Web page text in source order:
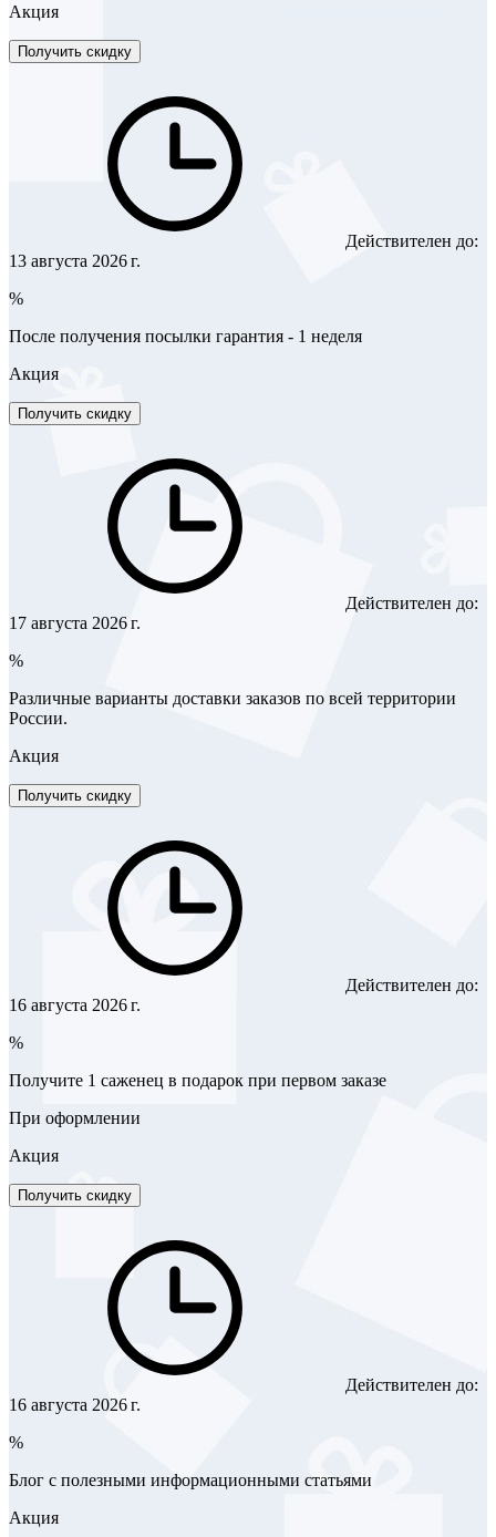
Акция
Получить скидку
Действителен до:
13 августа 2026 г.
%
После получения посылки гарантия - 1 неделя
Акция
Получить скидку
Действителен до:
17 августа 2026 г.
%
Различные варианты доставки заказов по всей территории
России.
Акция
Получить скидку
Действителен до:
16 августа 2026 г.
%
Получите 1 саженец в подарок при первом заказе
При оформлении
Акция
Получить скидку
Действителен до:
16 августа 2026 г.
%
Блог с полезными информационными статьями
Акция